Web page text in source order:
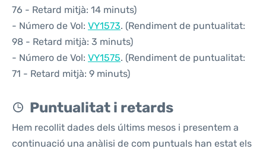
76 - Retard mitjà: 14 minuts)
- Número de Vol: VY1573. (Rendiment de puntualitat:
98 - Retard mitjà: 3 minuts)
- Número de Vol: VY1575. (Rendiment de puntualitat:
71 - Retard mitjà: 9 minuts)
Puntualitat i retards
Hem recollit dades dels últims mesos i presentem a
continuació una anàlisi de com puntuals han estat els